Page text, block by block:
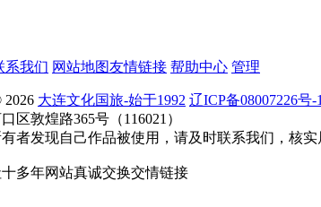
系我们 网站地图友情链接 帮助中心 管理
2026 大连文化国旅-始于1992 辽ICP备08007226号-
区敦煌路365号（116021）
者发现自己作品被使用，请及时联系我们，核
多年网站真诚交换交情链接